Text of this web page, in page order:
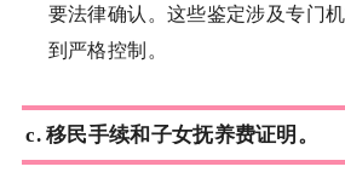
要法律确认。这些鉴定涉及专门
到严格控制。
c.移民手续和子女抚养费证明。